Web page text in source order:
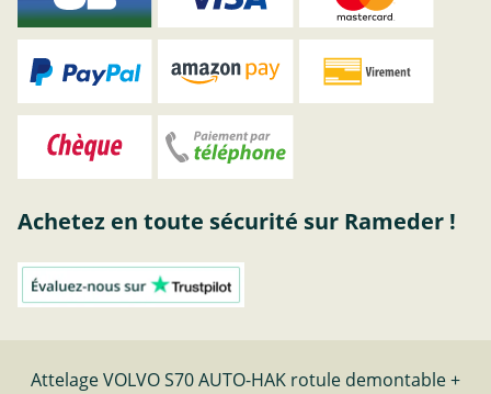
Achetez en toute sécurité sur Rameder !
Attelage VOLVO S70 AUTO-HAK rotule demontable +